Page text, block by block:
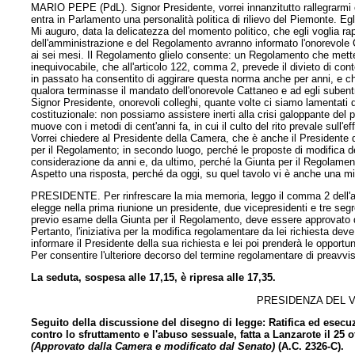
MARIO PEPE (PdL). Signor Presidente, vorrei innanzitutto
entra in Parlamento una personalità politica di rilievo del Piemonte.
Mi auguro, data la delicatezza del momento politico, che egli voglia
dell'amministrazione e del Regolamento avranno informato
ai sei mesi. Il Regolamento glielo consente: un Regolamento che
inequivocabile, che all'articolo 122, comma 2, prevede il divieto di
in passato ha consentito di aggirare questa norma anche per anni, e
qualora terminasse il mandato dell'onorevole Cattaneo e ad egli
Signor Presidente, onorevoli colleghi, quante volte ci siamo
costituzionale: non possiamo assistere inerti alla crisi galoppante
muove con i metodi di cent'anni fa, in cui il culto del rito prevale
Vorrei chiedere al Presidente della Camera, che è anche il
per il Regolamento; in secondo luogo, perché le proposte di modifica
considerazione da anni e, da ultimo, perché la Giunta per il
Aspetto una risposta, perché da oggi, su quel tavolo vi è anche una
PRESIDENTE. Per rinfrescare la mia memoria, leggo il comma 2
elegge nella prima riunione un presidente, due vicepresidenti e tre
previo esame della Giunta per il Regolamento, deve essere
Pertanto, l'iniziativa per la modifica regolamentare da lei richiesta
informare il Presidente della sua richiesta e lei poi prenderà le
Per consentire l'ulteriore decorso del termine regolamentare di
La seduta, sospesa alle 17,15, è ripresa alle 17,35.
PRESIDENZA DEL
Seguito della discussione del disegno di legge: Ratifica ed
contro lo sfruttamento e l'abuso sessuale, fatta a Lanzarote il
(Approvato dalla Camera e modificato dal Senato) (A.C. 2326-C).